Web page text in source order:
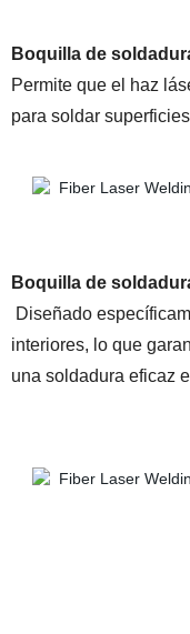
Boquilla de
Permite que el haz
para soldar
Boquilla de
Diseñado
interiores, lo que
una soldadura eficaz